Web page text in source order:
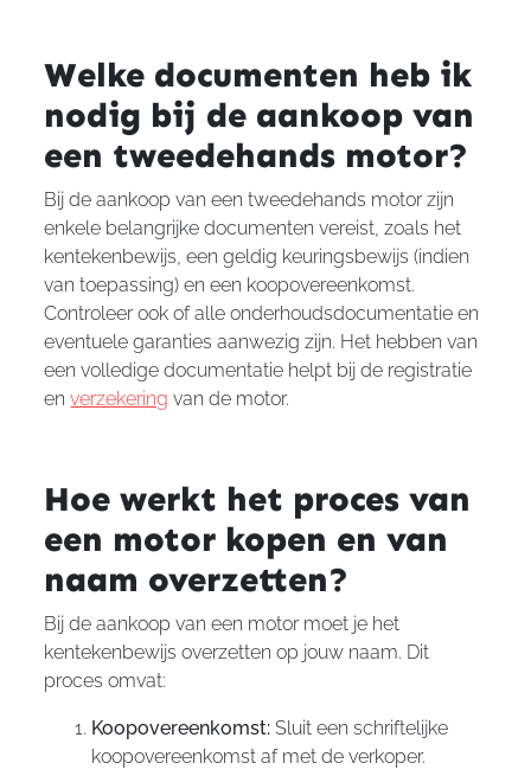
Welke documenten heb ik
nodig bij de aankoop van
een tweedehands motor?
Bij de aankoop van een tweedehands motor zijn
enkele belangrijke documenten vereist, zoals het
kentekenbewijs, een geldig keuringsbewijs (indien
van toepassing) en een koopovereenkomst.
Controleer ook of alle onderhoudsdocumentatie en
eventuele garanties aanwezig zijn. Het hebben van
een volledige documentatie helpt bij de registratie
enverzekering van de motor.
Hoe werkt het proces van
een motor kopen en van
naam overzetten?
Bij de aankoop van een motor moet je het
kentekenbewijs overzetten op jouw naam. Dit
proces omvat:
Koopovereenkomst: Sluit een schriftelijke
koopovereenkomst af met de verkoper.